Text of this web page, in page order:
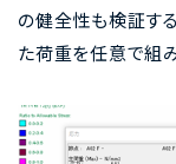
の健全性も検証す
た荷重を任意で組